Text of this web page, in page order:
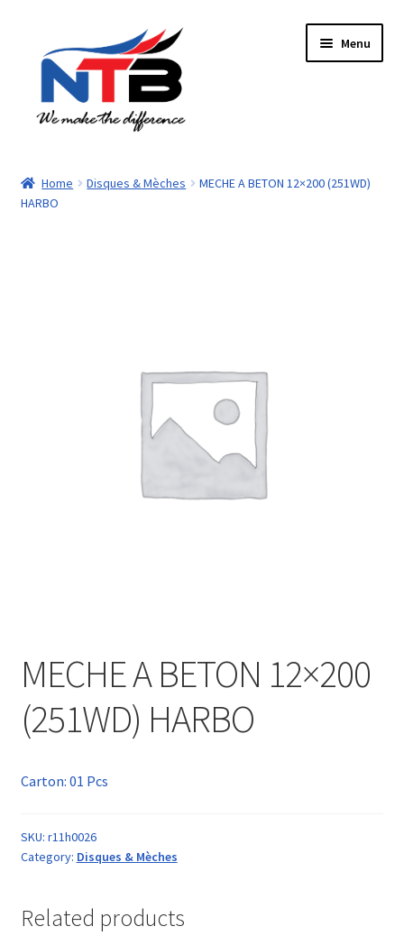
navigation
contenu
Menu
Boutique
Home Disques & Mèches
MECHE A BETON 12×200 (251WD)
HARBO
MECHE A BETON 12×200
(251WD) HARBO
Carton: 01 Pcs
SKU: r11h0026
Category: Disques & Mèches
Related products